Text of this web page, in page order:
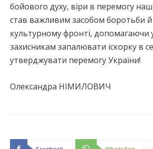
бойового духу, віри в перемогу
став важливим засобом боротьби
культурному фронті, допомагаючи
захисникам запалювати іскорку в
утверджувати перемогу України!
Олександра НІМИЛОВИЧ